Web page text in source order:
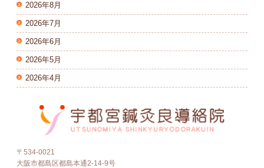
2026年8月
2026年7月
2026年6月
2026年5月
2026年4月
〒534-0021
大阪市都島区都島本通2-14-9号